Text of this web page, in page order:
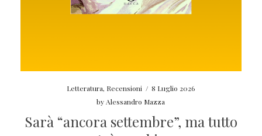
Letteratura, Recensioni / 8 Luglio 2026
by Alessandro Mazza
Sarà “ancora settembre”, ma tutto